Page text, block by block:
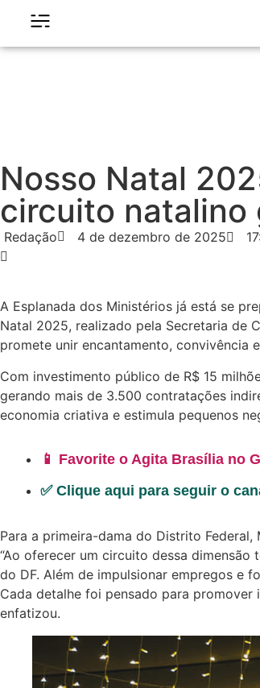
Nosso Natal
circuito natalino
Redação 4 de dezembro de 2025
A Esplanada dos Ministérios já está se
Natal 2025, realizado pela Secretaria de
promete unir encantamento, convivência
Com investimento público de R$ 15
gerando mais de 3.500 contratações
economia criativa e estimula pequenos
📱 Favorite o Agita Brasília no
✅ Clique aqui para seguir o
Para a primeira-dama do Distrito
“Ao oferecer um circuito dessa
do DF. Além de impulsionar empregos e
Cada detalhe foi pensado para
enfatizou.